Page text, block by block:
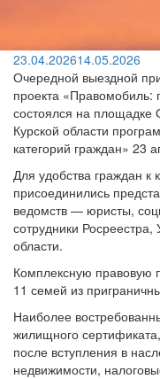
23.04.202614.05.2026
Очередной выездной
проекта
состоялся на площадке
Курской области
категорий граждан» 23
Для удобства граждан
присоединились
ведомств — юристы,
сотрудники
области.
Комплексную правовую
11 семей из
Наиболее
жилищного
после вступления в
недвижимости,